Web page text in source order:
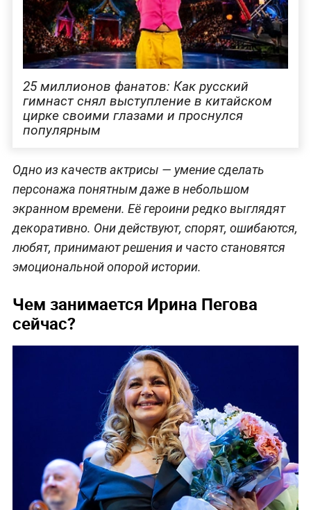
25 миллионов фанатов: Как русский
гимнаст снял выступление в китайском
цирке своими глазами и проснулся
популярным
Одно из качеств актрисы — умение сделать
персонажа понятным даже в небольшом
экранном времени. Её героини редко выглядят
декоративно. Они действуют, спорят, ошибаются,
любят, принимают решения и часто становятся
эмоциональной опорой истории.
Чем занимается Ирина Пегова
сейчас?